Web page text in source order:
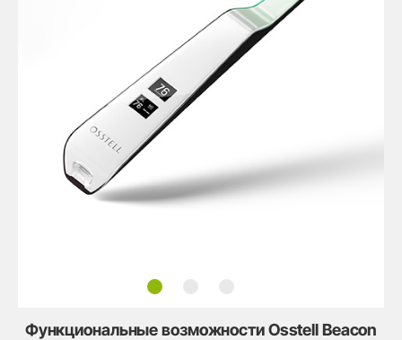
Контроль остеоинтеграции
Совместная работа и
Функциональные возможности Osstell Beacon